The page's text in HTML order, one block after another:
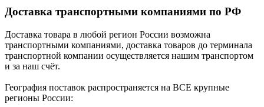
Доставка транспортными компаниями по РФ
Доставка товара в любой регион России возможна
транспортными компаниями, доставка товаров до терминала
транспортной компании осуществляется нашим транспортом
и за наш счёт.
География поставок распространяется на ВСЕ крупные
регионы России: